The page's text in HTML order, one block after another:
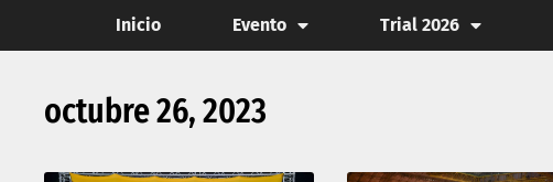
Inicio Evento Trial 2026
octubre 26, 2023